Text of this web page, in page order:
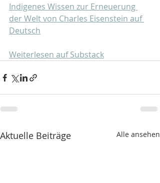
Indigenes Wissen zur Erneuerung
der Welt von Charles Eisenstein auf
Deutsch
Weiterlesen auf Substack
Aktuelle Beiträge Alle ansehen